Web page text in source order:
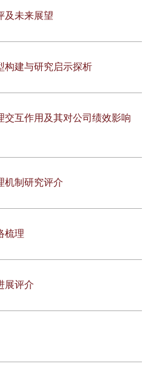
及未来展望
构建与研究启示探析
交互作用及其对公司绩效影响
机制研究评介
梳理
展评介